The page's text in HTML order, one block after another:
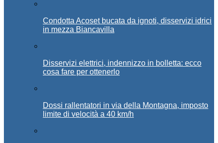
Condotta Acoset bucata da ignoti, disservizi idrici
in mezza Biancavilla
Disservizi elettrici, indennizzo in bolletta: ecco
cosa fare per ottenerlo
Dossi rallentatori in via della Montagna, imposto
limite di velocità a 40 km/h